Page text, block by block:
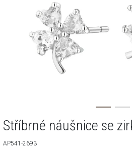
Stříbrné náušnice se
AP541-2693